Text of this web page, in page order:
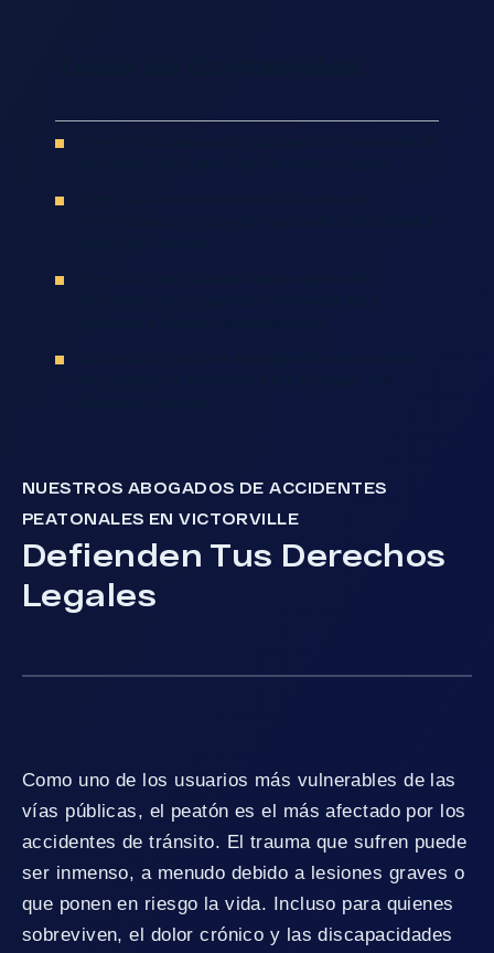
NUESTROS ABOGADOS DE ACCIDENTES
PEATONALES EN VICTORVILLE
Defienden Tus Derechos
Legales
Como uno de los usuarios más vulnerables de las
vías públicas, el peatón es el más afectado por los
accidentes de tránsito. El trauma que sufren puede
ser inmenso, a menudo debido a lesiones graves o
que ponen en riesgo la vida. Incluso para quienes
sobreviven, el dolor crónico y las discapacidades